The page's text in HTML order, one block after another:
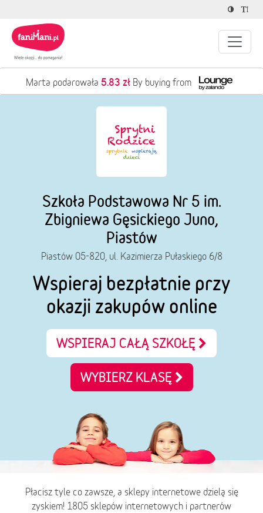
Marta podarowała 5.83 złBy buying from
Szkoła Podstawowa Nr 5 im.
Zbigniewa Gęsickiego Juno,
Piastów
Piastów 05-820, ul. Kazimierza Pułaskiego 6/8
Wspieraj bezpłatnie przy
okazji zakupów online
WSPIERAJ CAŁĄ SZKOŁĘ
WYBIERZ KLASĘ
Płacisz tyle co zawsze, a sklepy internetowe dzielą się
zyskiem! 1805 sklepów internetowych i partnerów